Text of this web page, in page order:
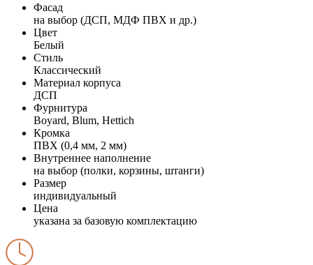
Фасад
на выбор (ДСП, МДФ ПВХ и др.)
Цвет
Белый
Стиль
Классический
Материал корпуса
ДСП
Фурнитура
Boyard, Blum, Hettich
Кромка
ПВХ (0,4 мм, 2 мм)
Внутреннее наполнение
на выбор (полки, корзины, штанги)
Размер
индивидуальный
Цена
указана за базовую комплектацию